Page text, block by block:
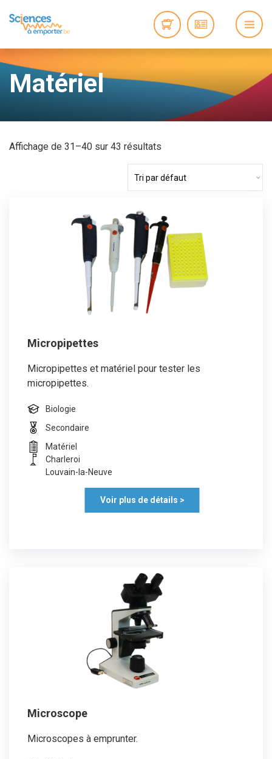
Matériel
Affichage de 31–40 sur 43 résultats
Micropipettes
Micropipettes et matériel pour tester les
micropipettes.
Biologie
Secondaire
Matériel
Charleroi
Louvain-la-Neuve
Voir plus de détails >
Microscope
Microscopes à emprunter.